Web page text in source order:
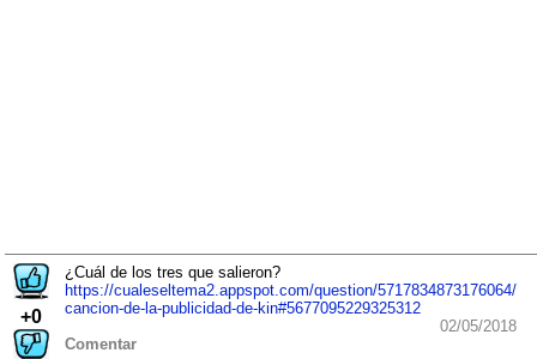
+0
¿Cuál de los tres que salieron?
https://cualeseltema2.appspot.com/question/5717834873176064/
cancion-de-la-publicidad-de-kin#5677095229325312
02/05/2018
Comentar